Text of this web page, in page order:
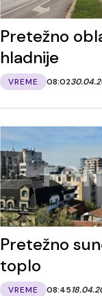
Pretežno
hladnije
VREME 08:02
Pretežno
toplo
VREME 08:45